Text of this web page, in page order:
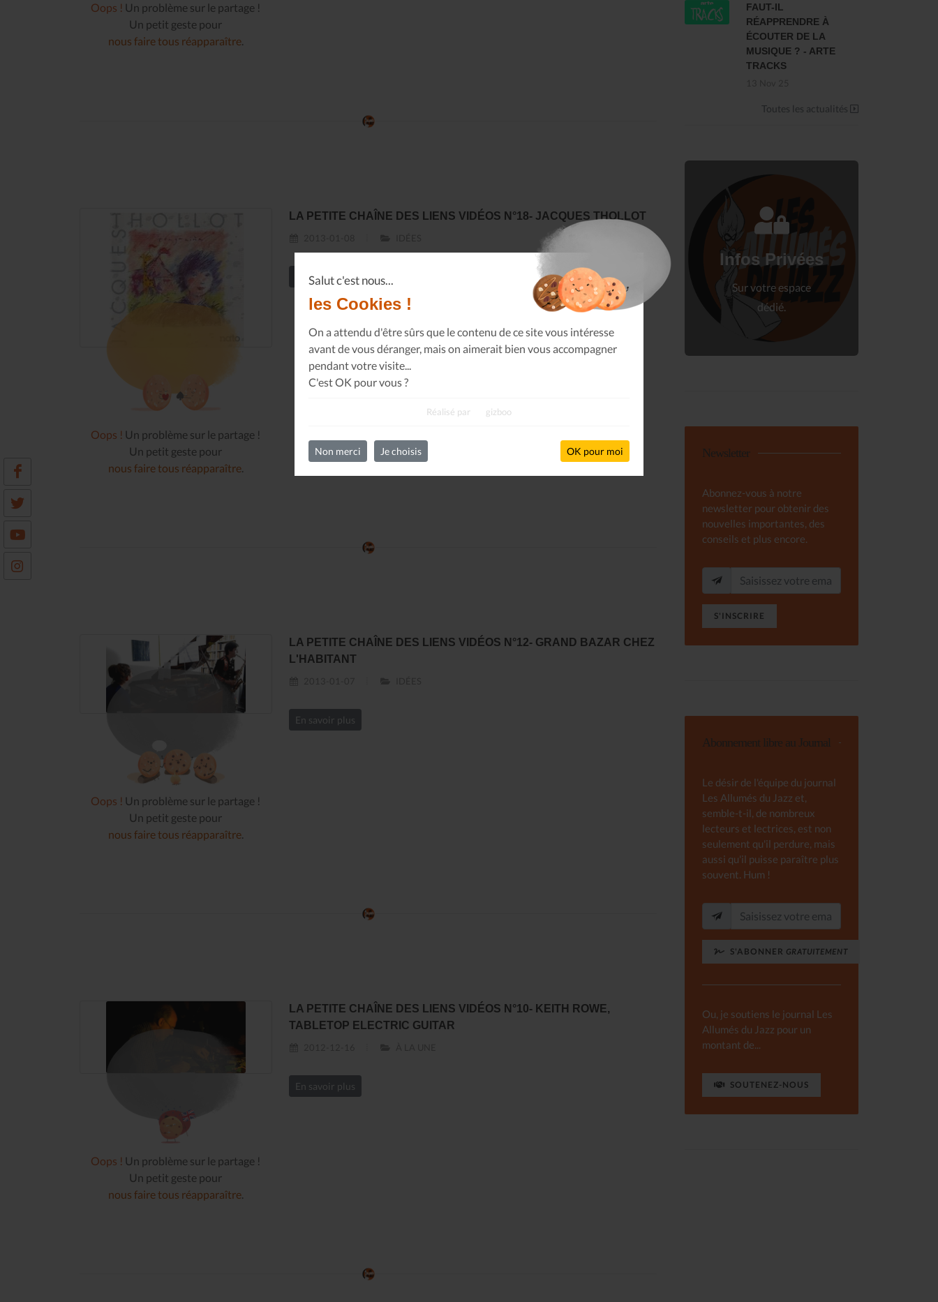
Salut c'est nous...
les Cookies !
On a attendu d'être sûrs que le contenu de ce site vous intéresse
avant de vous déranger, mais on aimerait bien vous accompagner
pendant votre visite...
C'est OK pour vous ?
Réalisé par gizboo
Non merci Je choisis OK pour moi
Oops ! Un problème sur le partage !
Un petit geste pour
nous faire tous réapparaître.
Oops ! Un problème sur le partage !
Un petit geste pour
nous faire tous réapparaître.
LA PETITE CHAÎNE DES LIENS VIDÉOS N°18- JACQUES THOLLOT
En savoir plus
Oops ! Un problème sur le partage !
Un petit geste pour
nous faire tous réapparaître.
LA PETITE CHAÎNE DES LIENS VIDÉOS N°12- GRAND BAZAR CHEZ
L'HABITANT
En savoir plus
Oops ! Un problème sur le partage !
Un petit geste pour
nous faire tous réapparaître.
LA PETITE CHAÎNE DES LIENS VIDÉOS N°10- KEITH ROWE,
TABLETOP ELECTRIC GUITAR
En savoir plus
FAUT-IL
RÉAPPRENDRE À
ÉCOUTER DE LA
MUSIQUE ? - ARTE
TRACKS
Toutes les actualités
Infos Privées
Sur votre espace
dédié.
Connectez-vous
Newsletter
Abonnez-vous à notre
newsletter pour obtenir des
nouvelles importantes, des
conseils et plus encore.
S'INSCRIRE
Abonnement libre au Journal
Le désir de l'équipe du journal
Les Allumés du Jazz et,
semble-t-il, de nombreux
lecteurs et lectrices, est non
seulement qu'il perdure, mais
aussi qu'il puisse paraître plus
souvent. Hum !
S'ABONNER GRATUITEMENT
Ou, je soutiens le journal Les
Allumés du Jazz pour un
montant de...
SOUTENEZ-NOUS